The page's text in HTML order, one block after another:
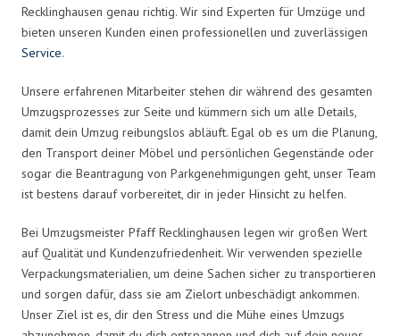
Recklinghausen genau richtig. Wir sind Experten für Umzüge und
bieten unseren Kunden einen professionellen und zuverlässigen
Service.
Unsere erfahrenen Mitarbeiter stehen dir während des gesamten
Umzugsprozesses zur Seite und kümmern sich um alle Details,
damit dein Umzug reibungslos abläuft. Egal ob es um die Planung,
den Transport deiner Möbel und persönlichen Gegenstände oder
sogar die Beantragung von Parkgenehmigungen geht, unser Team
ist bestens darauf vorbereitet, dir in jeder Hinsicht zu helfen.
Bei Umzugsmeister Pfaff Recklinghausen legen wir großen Wert
auf Qualität und Kundenzufriedenheit. Wir verwenden spezielle
Verpackungsmaterialien, um deine Sachen sicher zu transportieren
und sorgen dafür, dass sie am Zielort unbeschädigt ankommen.
Unser Ziel ist es, dir den Stress und die Mühe eines Umzugs